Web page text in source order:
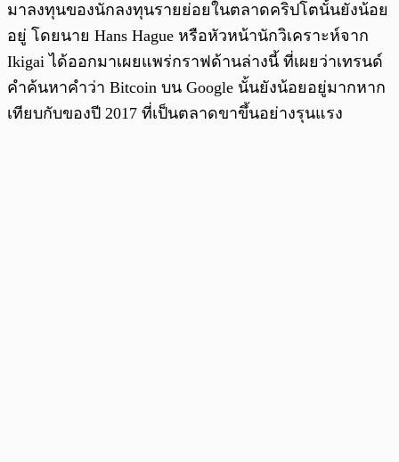
มาลงทุนของนักลงทุนรายย่อยในตลาดคริปโตนั้นยังน้อย
อยู่ โดยนาย Hans Hague หรือหัวหน้านักวิเคราะห์จาก
Ikigai ได้ออกมาเผยแพร่กราฟด้านล่างนี้ ที่เผยว่าเทรนด์
คำค้นหาคำว่า Bitcoin บน Google นั้นยังน้อยอยู่มากหาก
เทียบกับของปี 2017 ที่เป็นตลาดขาขึ้นอย่างรุนแรง